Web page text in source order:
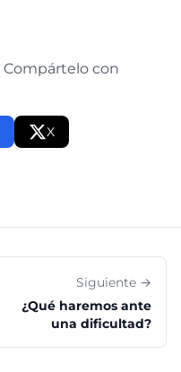
Compártelo con
X
Siguiente →
¿Qué haremos ante
una dificultad?